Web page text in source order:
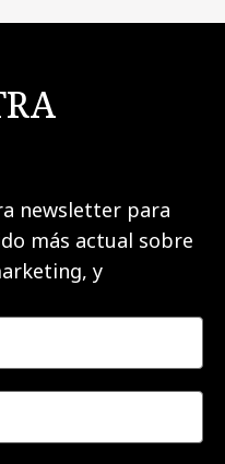
newsletter para
más actual sobre
y